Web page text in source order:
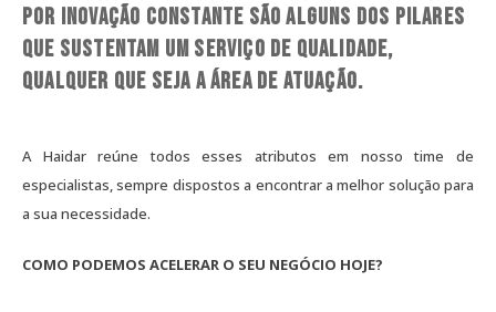
por inovação constante são alguns dos pilares
que sustentam um serviço de qualidade,
qualquer que seja a área de atuação.
A Haidar reúne todos esses atributos em nosso time de
especialistas, sempre dispostos a encontrar a melhor solução para
a sua necessidade.
COMO PODEMOS ACELERAR O SEU NEGÓCIO HOJE?